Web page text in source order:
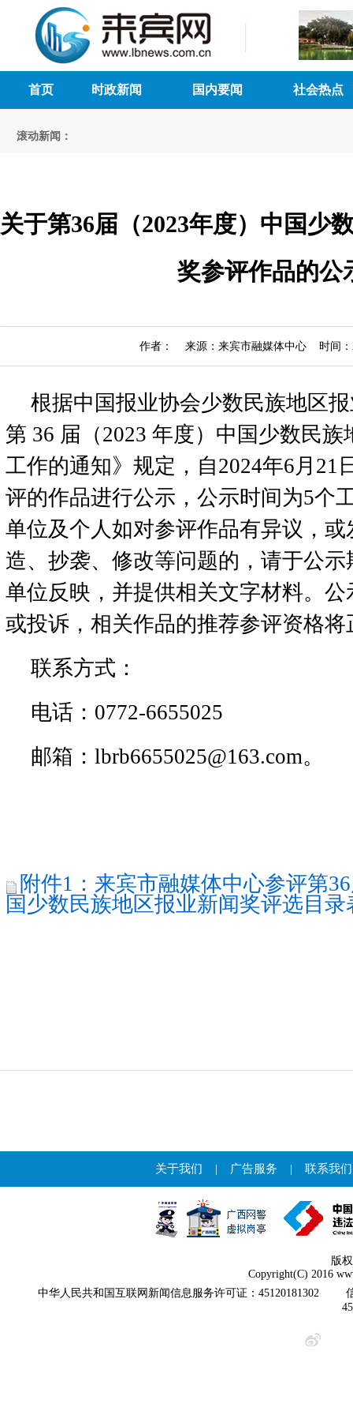
首页 时政新闻 国内要闻 社会热点
滚动新闻：
关于第36届（2023年度）中国少
奖参评作品的公
作者： 来源：来宾市融媒体中心 时间：
根据中国报业协会少数民族地区
第 36 届（2023 年度）中国少数民
工作的通知》规定，自2024年6月21
评的作品进行公示，公示时间为5个
单位及个人如对参评作品有异议，
造、抄袭、修改等问题的，请于公
单位反映，并提供相关文字材料。
或投诉，相关作品的推荐参评资格将
联系方式：
电话：0772-6655025
邮箱：lbrb6655025@163.com。
附件1：来宾市融媒体中心参评第
国少数民族地区报业新闻奖评选目
关于我们 | 广告服务 | 联系我们
版
Copyright(C) 2016
中华人民共和国互联网新闻信息服务许可证：45120181302